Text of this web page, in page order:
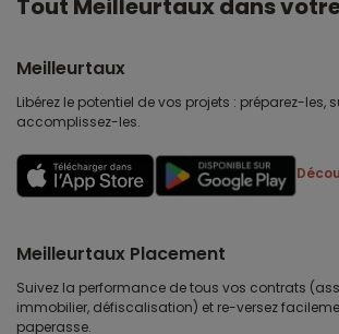
Tout Meilleurtaux dans
Meilleurtaux
Libérez le potentiel de vos projets : préparez-les,
accomplissez-les.
Meilleurtaux Placement
Suivez la performance de tous vos contrats
immobilier, défiscalisation) et re-versez
paperasse.